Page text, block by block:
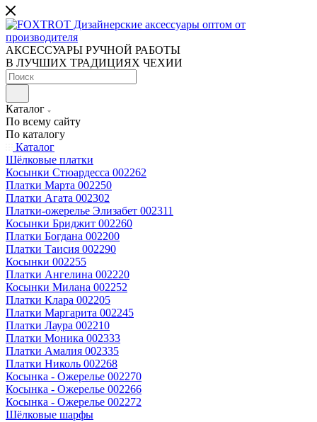
АКСЕССУАРЫ РУЧНОЙ РАБОТЫ
В ЛУЧШИХ ТРАДИЦИЯХ ЧЕХИИ
Каталог
По всему сайту
По каталогу
Каталог
Шёлковые платки
Косынки Стюардесса 002262
Платки Марта 002250
Платки Агата 002302
Платки-ожерелье Элизабет 002311
Косынки Бриджит 002260
Платки Богдана 002200
Платки Таисия 002290
Косынки 002255
Платки Ангелина 002220
Косынки Милана 002252
Платки Клара 002205
Платки Маргарита 002245
Платки Лаура 002210
Платки Моника 002333
Платки Амалия 002335
Платки Николь 002268
Косынка - Ожерелье 002270
Косынка - Ожерелье 002266
Косынка - Ожерелье 002272
Шёлковые шарфы